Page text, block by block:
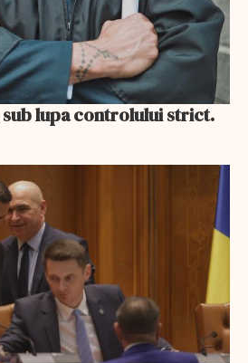
lupa controlului strict.